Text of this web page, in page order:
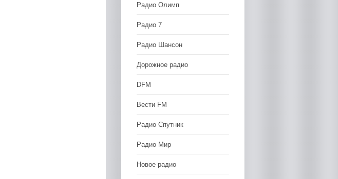
Радио Олимп
Радио 7
Радио Шансон
Дорожное радио
DFM
Вести FM
Радио Спутник
Радио Мир
Новое радио